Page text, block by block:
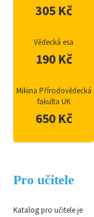
305 Kč
Vědecká esa
190 Kč
Mikina Přírodovědecká
fakulta UK
650 Kč
Pro učitele
Katalog pro učitele je